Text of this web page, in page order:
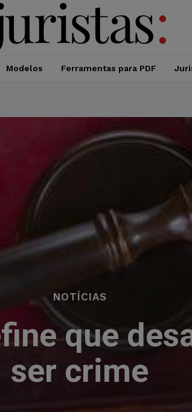
Modelos Ferramentas para PDF
NOTÍCIAS
que
ser crime